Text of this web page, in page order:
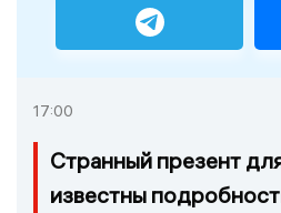
17:00
Странный презент
известны